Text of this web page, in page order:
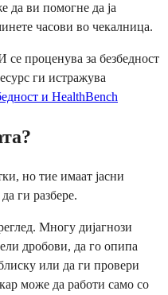
да ви помогне да ја
часови во чекалница.
се проценува за безбедност
ги истражува
и HealthBench
но тие имаат јасни
ги разбере.
Многу дијагнози
дробови, да го опипа
или да ги провери
може да работи само со